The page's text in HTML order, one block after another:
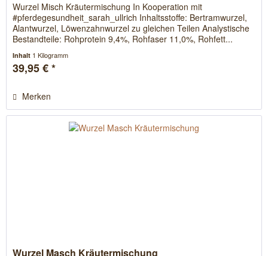
Wurzel Misch Kräutermischung In Kooperation mit
#pferdegesundheit_sarah_ullrich Inhaltsstoffe: Bertramwurzel,
Alantwurzel, Löwenzahnwurzel zu gleichen Teilen Analystische
Bestandteile: Rohprotein 9,4%, Rohfaser 11,0%, Rohfett...
Inhalt 1 Kilogramm
39,95 € *
Merken
Wurzel Masch Kräutermischung